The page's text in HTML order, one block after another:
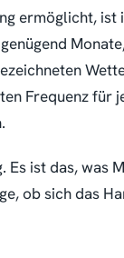
ermöglicht, ist
Frequenz für
ist das, was
ob sich das